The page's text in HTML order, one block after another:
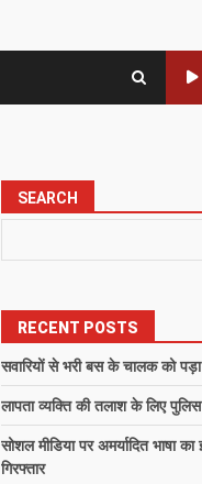
SEARCH
RECENT POSTS
सवारियों से भरी बस के चालक को पड़ा
लापता व्यक्ति की तलाश के लिए
सोशल मीडिया पर अमर्यादित भाषा
गिरफ्तार